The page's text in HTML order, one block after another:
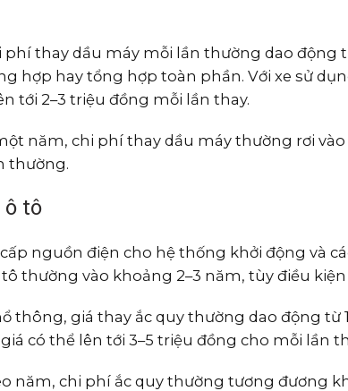
thay dầu máy mỗi lần thường dao động
hợp hay tổng hợp toàn phần. Với xe sử
tới 2–3 triệu đồng mỗi lần thay.
năm, chi phí thay dầu máy thường rơi vào
thường.
ô tô
nguồn điện cho hệ thống khởi động và
thường vào khoảng 2–3 năm, tùy điều
thông, giá thay ắc quy thường dao động từ
có thể lên tới 3–5 triệu đồng cho mỗi lần
năm, chi phí ắc quy thường tương đương